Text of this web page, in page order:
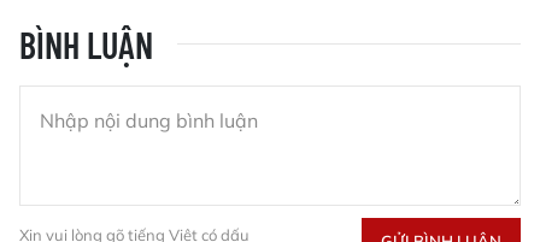
BÌNH LUẬN
Xin vui lòng gõ tiếng Việt có dấu